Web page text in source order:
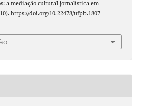
a mediação cultural jornalística em
https://doi.org/10.22478/ufpb.1807-